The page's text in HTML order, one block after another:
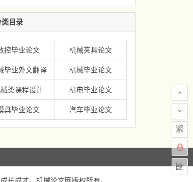
类目录
控毕业论文 机械夹具论文
毕业外文翻译 机械毕业论文
类课程设计 机电毕业论文
具毕业论文 汽车毕业论文
繁